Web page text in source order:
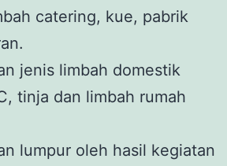
catering, kue, pabrik
jenis limbah domestik
tinja dan limbah rumah
lumpur oleh hasil kegiatan